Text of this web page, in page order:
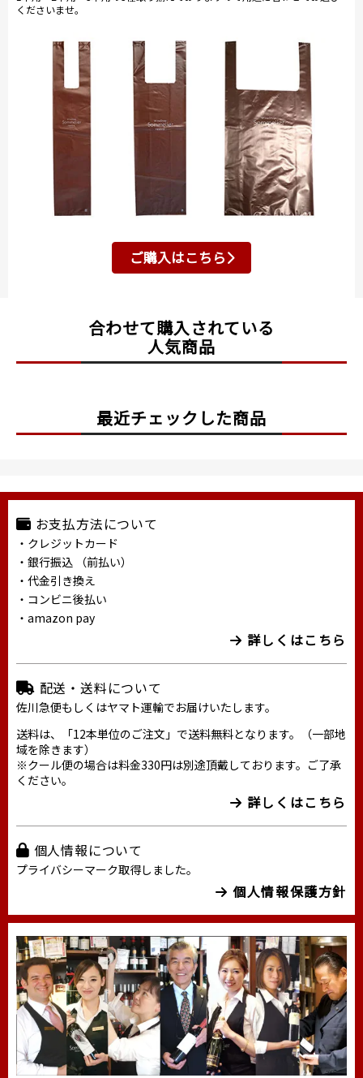
くださいませ。
ご購入はこちら
合わせて購入されている
人気商品
最近チェックした商品
お支払方法について
・クレジットカード
・銀行振込 （前払い）
・代金引き換え
・コンビニ後払い
・amazon pay
詳しくはこちら
配送・送料について
佐川急便もしくはヤマト運輸でお届けいたします。
送料は、「12本単位のご注文」で送料無料となります。（一部地
域を除きます）
※クール便の場合は料金330円は別途頂戴しております。ご了承
ください。
詳しくはこちら
個人情報について
プライバシーマーク取得しました。
個人情報保護方針